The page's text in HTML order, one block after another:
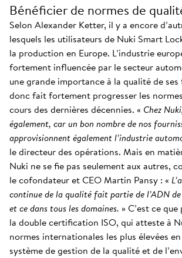
Bénéficier de normes de
Selon Alexander Ketter, il y a encore
lesquels les utilisateurs de Nuki Smart
la production en Europe. L’industrie
fortement influencée par le secteur
une grande importance à la qualité de
donc fait fortement progresser les
cours des dernières décennies. « Chez
également, car un bon nombre de nos
approvisionnent également l’industrie
le directeur des opérations. Mais en
Nuki ne se fie pas seulement aux autres,
le cofondateur et CEO Martin Pansy : «
continue de la qualité fait partie de l’ADN
et ce dans tous les domaines. » C’est ce
la double certification ISO, qui atteste à
normes internationales les plus élevées
système de gestion de la qualité et de